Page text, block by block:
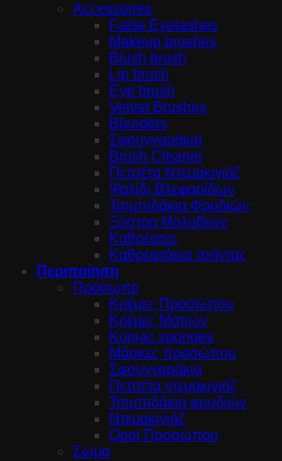
Accessories
False Eyelashes
Makeup brushes
Blush brush
Lip brush
Eye brush
Velvet Brushes
Blenders
Σφουγγαράκια
Brush Cleaner
Πετσέτα Ντεμακιγιάζ
Ψαλίδι Βλεφαρίδων
Τσιμπιδάκια Φρυδιών
Ξύστρα Μολυβιών
Καθρέφτες
Καθρεφτάκια τσάντας
Περιποίηση
Πρόσωπο
Κρέμες Προσώπου
Κρέμες Ματιών
Konjac sponges
Μάσκες προσώπου
Σφουγγαράκια
Πετσέτα ντεμακιγιάζ
Τσιμπιδάκια φρυδιών
Ντεμακιγιάζ
Οροί Προσώπου
Σώμα